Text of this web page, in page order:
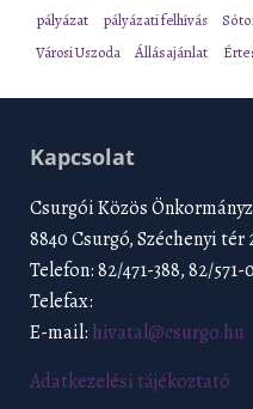
pályázat pályázati felhívás
Városi Uszoda
Állásajánlat
Kapcsolat
Csurgói Közös
8840 Csurgó, Széchenyi tér
Telefon: 82/471-388, 82/571-
Telefax:
E-mail: hivatal@csurgo.hu
Adatkezelési tájékoztató